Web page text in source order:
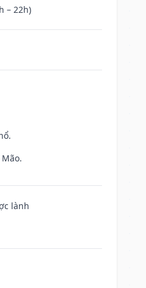
– 22h)
lành